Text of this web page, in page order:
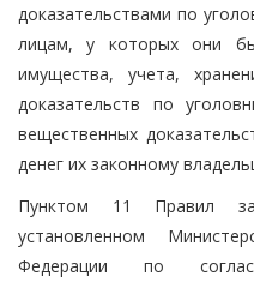
доказательствами по
лицам, у которых они
имущества, учета,
доказательств по
вещественных
денег их законному
Пунктом 11 Правил
установленном
Федерации по